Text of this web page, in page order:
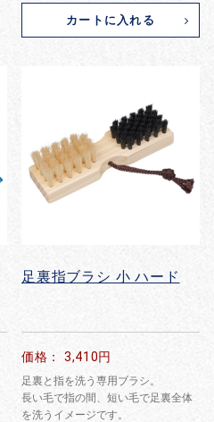
カートに入れる
足裏指ブラシ 小 ハード
価格： 3,410円
足裏と指を洗う専用ブラシ。
長い毛で指の間、短い毛で足裏全体
を洗うイメージです。